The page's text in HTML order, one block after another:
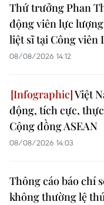
Thứ trưởng Phan
động viên lực
liệt sĩ tại Công viên
08/08/2026 14:12
Việt
động, tích cực,
Cộng đồng ASEAN
08/08/2026 14:03
Thông cáo báo chí
không thường lệ